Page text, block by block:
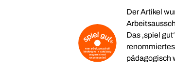
Der Artikel
Das ‚spiel
pädagogisch